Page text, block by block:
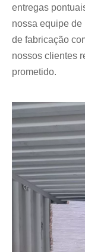
entregas
nossa equipe
de fabricação
nossos clientes
prometido.